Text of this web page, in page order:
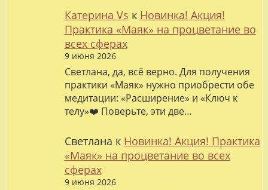
Катерина Vs к Новинка! Акция!
Практика «Маяк» на процветание во
всех сферах
9 июня 2026
Светлана, да, всё верно. Для получения
практики «Маяк» нужно приобрести обе
медитации: «Расширение» и «Ключ к
телу»❤️ Поверьте, эти две…
Светлана к Новинка! Акция! Практика
«Маяк» на процветание во всех
сферах
9 июня 2026